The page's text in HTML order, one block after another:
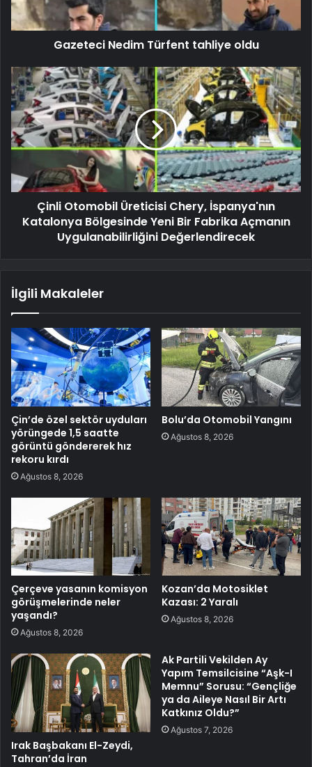
Gazeteci Nedim Türfent tahliye oldu
Çinli Otomobil Üreticisi Chery, İspanya'nın
Katalonya Bölgesinde Yeni Bir Fabrika Açmanın
Uygulanabilirliğini Değerlendirecek
İlgili Makaleler
Çin’de özel sektör uyduları
yörüngede 1,5 saatte
görüntü göndererek hız
rekoru kırdı
Ağustos 8, 2026
Bolu’da Otomobil Yangını
Ağustos 8, 2026
Çerçeve yasanın komisyon
görüşmelerinde neler
yaşandı?
Ağustos 8, 2026
Kozan’da Motosiklet
Kazası: 2 Yaralı
Ağustos 8, 2026
Irak Başbakanı El-Zeydi,
Tahran’da İran
Ak Partili Vekilden Ay
Yapım Temsilcisine “Aşk-I
Memnu” Sorusu: “Gençliğe
ya da Aileye Nasıl Bir Artı
Katkınız Oldu?”
Ağustos 7, 2026